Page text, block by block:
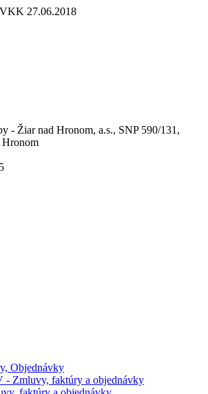
27.06.2018
- Žiar nad Hronom, a.s., SNP 590/131,
Hronom
Objednávky
- Zmluvy, faktúry a objednávky